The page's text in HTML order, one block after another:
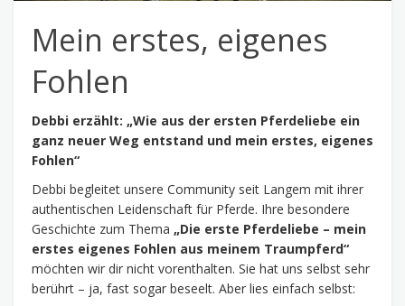
Mein erstes, eigenes
Fohlen
Debbi erzählt: „Wie aus der ersten Pferdeliebe ein
ganz neuer Weg entstand und mein erstes, eigenes
Fohlen“
Debbi begleitet unsere Community seit Langem mit ihrer
authentischen Leidenschaft für Pferde. Ihre besondere
Geschichte zum Thema „Die erste Pferdeliebe – mein
erstes eigenes Fohlen aus meinem Traumpferd“
möchten wir dir nicht vorenthalten. Sie hat uns selbst sehr
berührt – ja, fast sogar beseelt. Aber lies einfach selbst: